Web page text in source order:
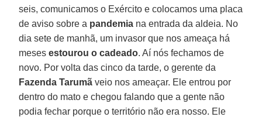
seis, comunicamos o Exército e colocamos uma placa
de aviso sobre a pandemia na entrada da aldeia. No
dia sete de manhã, um invasor que nos ameaça há
mesesestourou o cadeado. Aí nós fechamos de
novo. Por volta das cinco da tarde, o gerente da
Fazenda Tarumã veio nos ameaçar. Ele entrou por
dentro do mato e chegou falando que a gente não
podia fechar porque o território não era nosso. Ele